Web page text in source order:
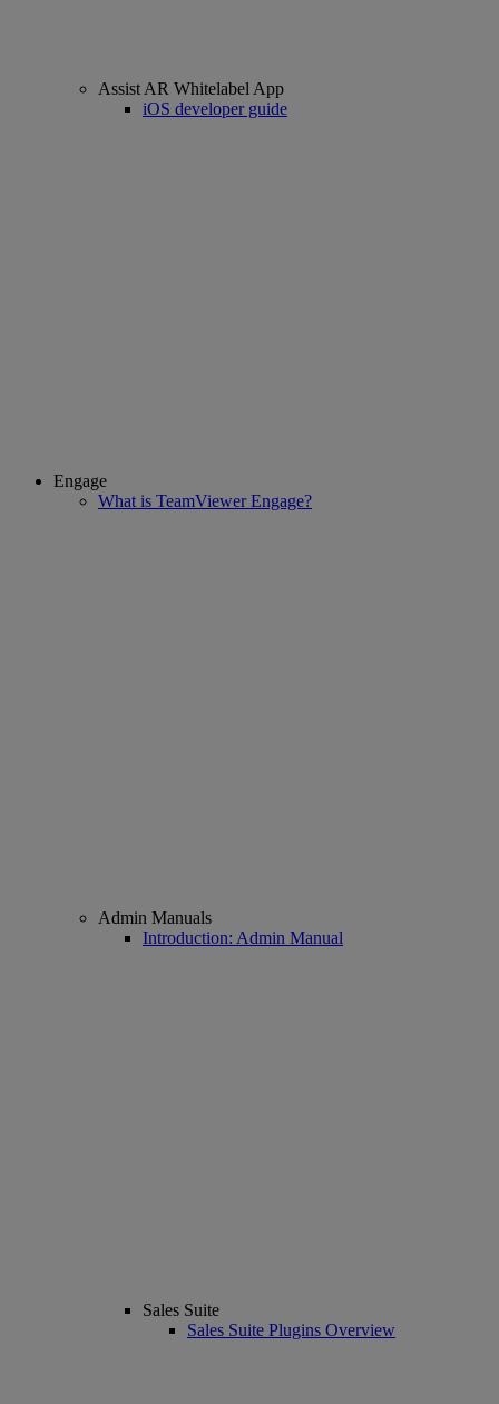
Assist AR Whitelabel App
iOS developer guide
Engage
What is TeamViewer Engage?
Admin Manuals
Introduction: Admin Manual
Sales Suite
Sales Suite Plugins Overview